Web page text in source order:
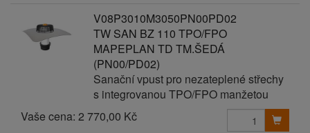
V08P3010M3050PN00PD02
TW SAN BZ 110 TPO/FPO
MAPEPLAN TD TM.ŠEDÁ
(PN00/PD02)
Sanační vpust pro nezateplené střechy
s integrovanou TPO/FPO manžetou
Vaše cena: 2 770,00 Kč